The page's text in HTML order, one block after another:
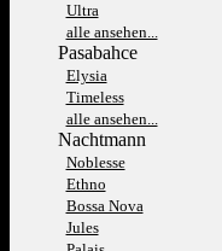
Ultra
alle ansehen...
Pasabahce
Elysia
Timeless
alle ansehen...
Nachtmann
Noblesse
Ethno
Bossa Nova
Jules